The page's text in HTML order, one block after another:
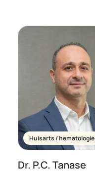
Huisarts / hematologie
Dr. P.C. Tanase